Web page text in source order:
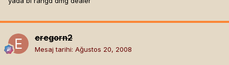
eregorn2
Mesaj tarihi: Ağustos 20, 2008